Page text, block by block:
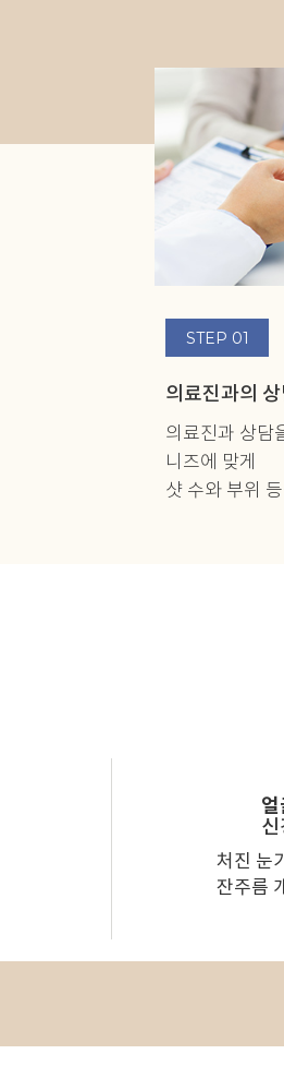
STEP 01
의료진과의
의료진과 상담
니즈에 맞게
샷 수와 부위
신
처진 눈
잔주름